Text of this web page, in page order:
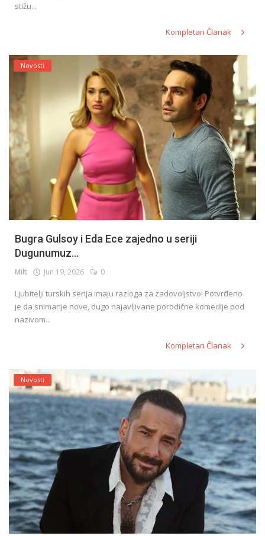
stižu...
Kompletan Članak
Novosti
Bugra Gulsoy i Eda Ece zajedno u seriji
Dugunumuz...
Milt Jun 19, 2026 0
Ljubitelji turskih serija imaju razloga za zadovoljstvo! Potvrđeno
je da snimanje nove, dugo najavljivane porodične komedije pod
nazivom...
Kompletan Članak
Novosti